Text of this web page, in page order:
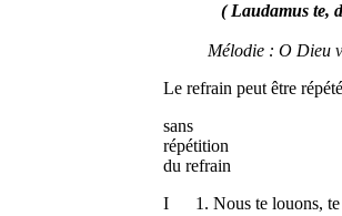
( Laudamus te,
Mélodie : O Dieu
Le refrain peut être
du
I 1. Nous te